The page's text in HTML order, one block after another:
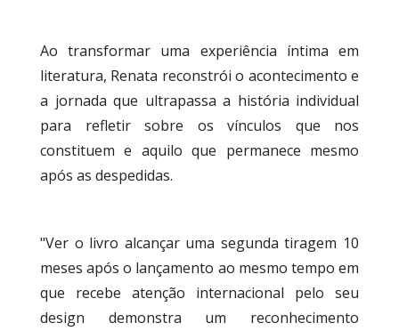
Ao transformar uma experiência íntima em
literatura, Renata reconstrói o acontecimento e
a jornada que ultrapassa a história individual
para refletir sobre os vínculos que nos
constituem e aquilo que permanece mesmo
após as despedidas.
"Ver o livro alcançar uma segunda tiragem 10
meses após o lançamento ao mesmo tempo em
que recebe atenção internacional pelo seu
design demonstra um reconhecimento